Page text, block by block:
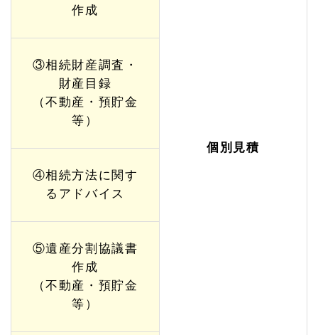
個別見積
作成
③相続財産調査・
財産目録
（不動産・預貯金
等）
④相続方法に関す
るアドバイス
⑤遺産分割協議書
作成
（不動産・預貯金
等）